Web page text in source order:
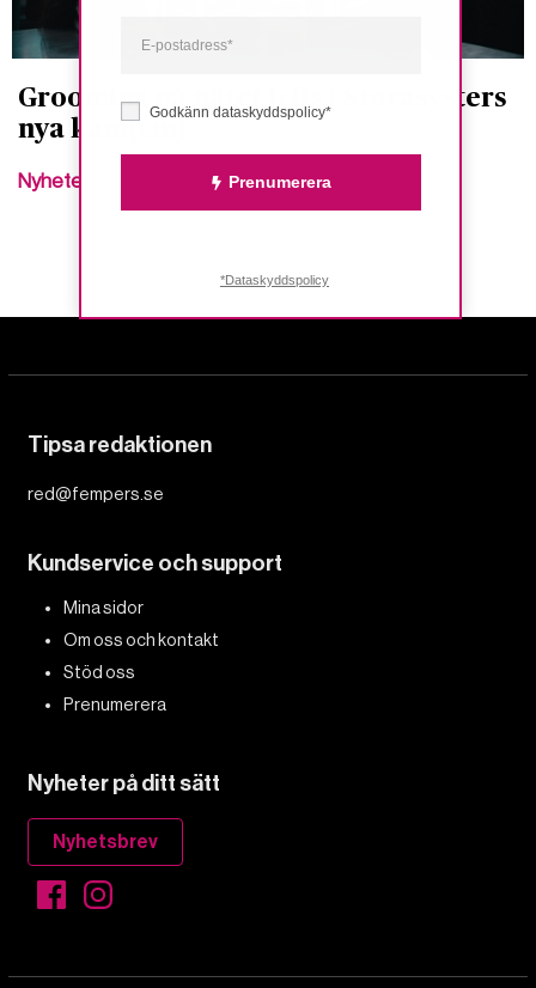
Grooming på nätet lyfts i Storasysters
nya kampanj
Nyheter
Tipsa redaktionen
red@fempers.se
Kundservice och support
Mina sidor
Om oss och kontakt
Stöd oss
Prenumerera
Nyheter på ditt sätt
Nyhetsbrev
Godkänn dataskyddspolicy*
Prenumerera
*Dataskyddspolicy